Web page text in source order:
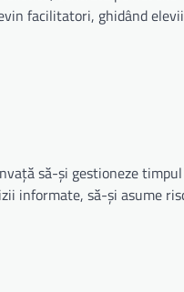
facilitatori, ghidând
să-și gestioneze
informate, să-și asume